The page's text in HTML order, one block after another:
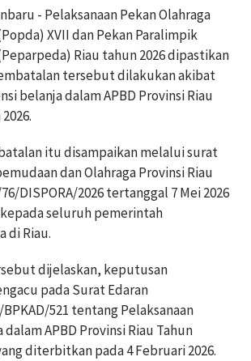
- Pelaksanaan Pekan Olahraga
XVII dan Pekan Paralimpik
Riau tahun 2026 dipastikan
tersebut dilakukan akibat
belanja dalam APBD Provinsi Riau
itu disampaikan melalui surat
dan Olahraga Provinsi Riau
DISPORA/2026 tertanggal 7 Mei 2026
seluruh pemerintah
di Riau.
dijelaskan, keputusan
pada Surat Edaran
BPKAD/521 tentang Pelaksanaan
dalam APBD Provinsi Riau Tahun
diterbitkan pada 4 Februari 2026.